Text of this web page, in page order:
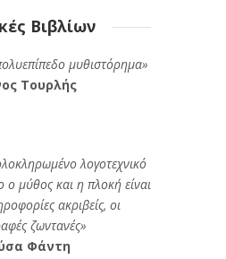
Βιβλίων
μυθιστόρημα»
Τουρλής
λογοτεχνικό
μύθος και η πλοκή είναι
ακριβείς, οι
ζωντανές»
Φάντη